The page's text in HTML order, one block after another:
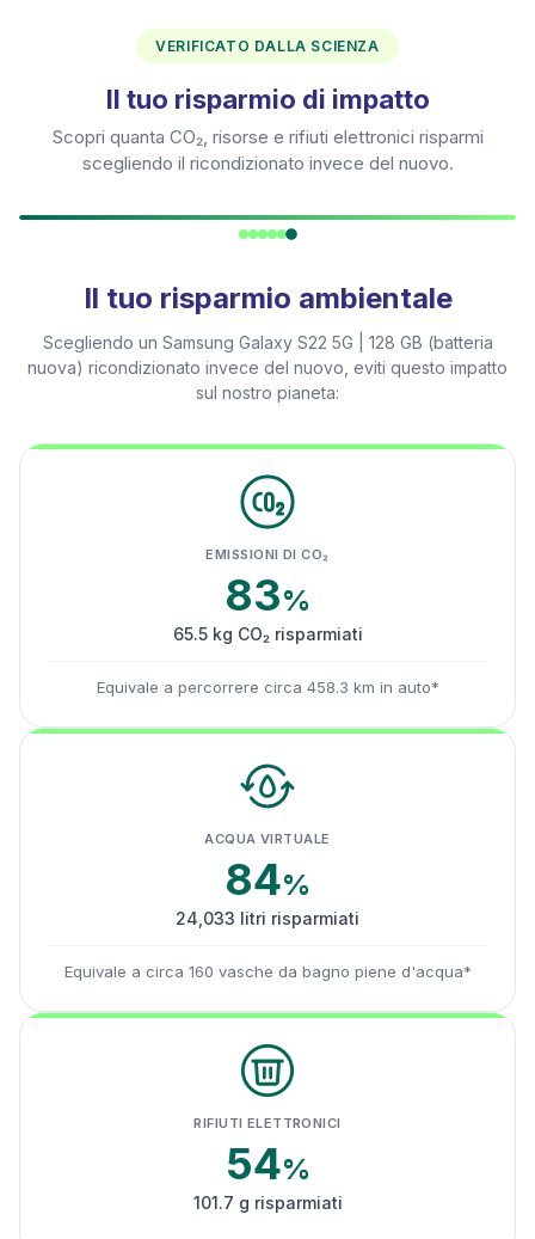
VERIFICATO DALLA SCIENZA
Il tuo risparmio di impatto
Scopri quanta CO₂, risorse e rifiuti elettronici risparmi
scegliendo il ricondizionato invece del nuovo.
Il tuo risparmio ambientale
Scegliendo un Samsung Galaxy S22 5G | 128 GB (batteria
nuova) ricondizionato invece del nuovo, eviti questo impatto
sul nostro pianeta:
EMISSIONI DI CO₂
83%
65.5 kg CO₂ risparmiati
Equivale a percorrere circa 458.3 km in auto*
ACQUA VIRTUALE
84%
24,033 litri risparmiati
Equivale a circa 160 vasche da bagno piene d'acqua*
RIFIUTI ELETTRONICI
54%
101.7 g risparmiati